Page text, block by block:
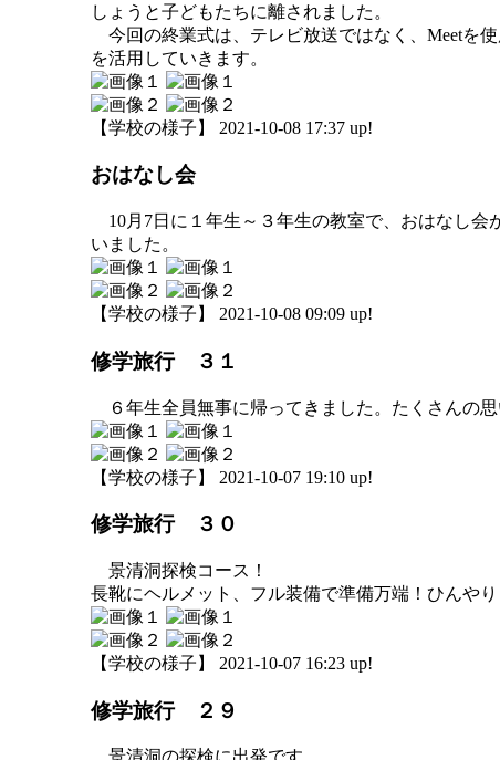
しょうと子どもたちに離されました。
今回の終業式は、テレビ放送ではなく、Meetを
を活用していきます。
【学校の様子】 2021-10-08 17:37 up!
おはなし会
10月7日に１年生～３年生の教室で、おはなし会
いました。
【学校の様子】 2021-10-08 09:09 up!
修学旅行 ３１
６年生全員無事に帰ってきました。たくさんの思
【学校の様子】 2021-10-07 19:10 up!
修学旅行 ３０
景清洞探検コース！
長靴にヘルメット、フル装備で準備万端！ひんや
【学校の様子】 2021-10-07 16:23 up!
修学旅行 ２９